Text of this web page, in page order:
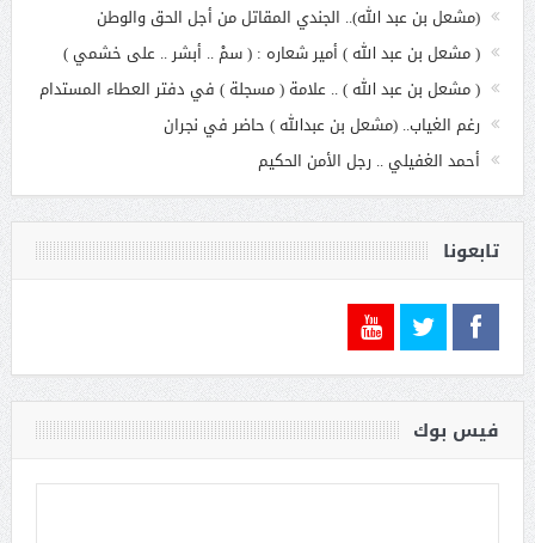
(مشعل بن عبد الله).. الجندي المقاتل من أجل الحق والوطن
( مشعل بن عبد الله ) أمير شعاره : ( سمْ .. أبشر .. على خشمي )
( مشعل بن عبد الله ) .. علامة ( مسجلة ) في دفتر العطاء المستدام
رغم الغياب.. (مشعل بن عبدالله ) حاضر في نجران
أحمد الغفيلي .. رجل الأمن الحكيم
تابعونا
فيس بوك